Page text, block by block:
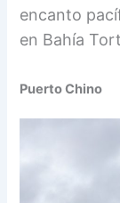
encanto
en Bahía
Puerto Chino